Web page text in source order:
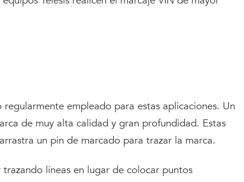
empleado para estas aplicaciones. Un
de muy alta calidad y gran profundidad. Estas
un pin de marcado para trazar la marca.
líneas en lugar de colocar puntos